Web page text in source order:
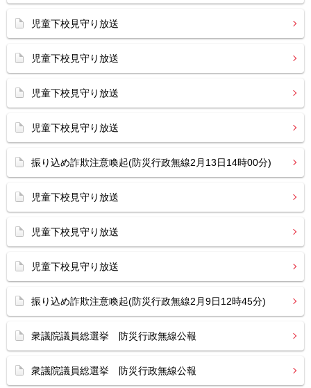
児童下校見守り放送
児童下校見守り放送
児童下校見守り放送
児童下校見守り放送
振り込め詐欺注意喚起(防災行政無線2月13日14時00分)
児童下校見守り放送
児童下校見守り放送
児童下校見守り放送
振り込め詐欺注意喚起(防災行政無線2月9日12時45分)
衆議院議員総選挙 防災行政無線公報
衆議院議員総選挙 防災行政無線公報